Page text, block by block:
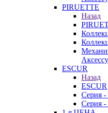
PIRUETTE
Назад
ESCUR
Назад
ESCUR
Серия -
Серия -